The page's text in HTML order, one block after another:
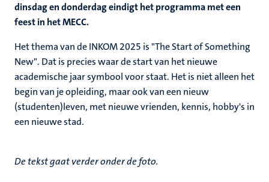
dinsdag en donderdag eindigt het programma met een
feest in het MECC.
Het thema van de INKOM2025 is "The Start of Something
New". Dat is precies waar de start van het nieuwe
academische jaar symbool voor staat. Het is niet alleen het
begin van je opleiding, maar ook van een nieuw
(studenten)leven, met nieuwe vrienden, kennis, hobby's in
een nieuwe stad.
De tekst gaat verder onder de foto.